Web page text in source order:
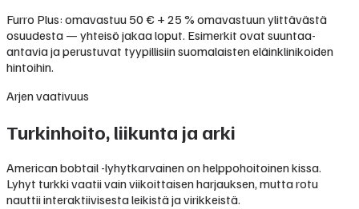
Furro Plus: omavastuu 50 € + 25 % omavastuun ylittävästä
osuudesta — yhteisö jakaa loput. Esimerkit ovat suuntaa-
antavia ja perustuvat tyypillisiin suomalaisten eläinklinikoiden
hintoihin.
Arjen vaativuus
Turkinhoito, liikunta ja arki
American bobtail -lyhytkarvainen on helppohoitoinen kissa.
Lyhyt turkki vaatii vain viikoittaisen harjauksen, mutta rotu
nauttii interaktiivisesta leikistä ja virikkeistä.